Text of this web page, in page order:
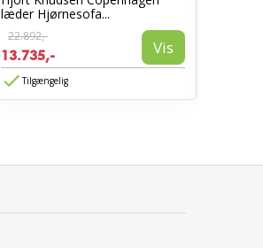
læder Hjørnesofa...
22.892,-
13.735,- Vis
Tilgængelig